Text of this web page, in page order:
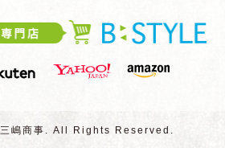
嶋商事. All Rights Reserved.